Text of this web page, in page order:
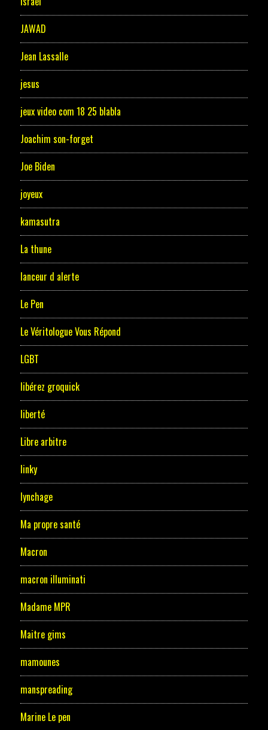
JAWAD
Jean Lassalle
jesus
jeux video com 18 25 blabla
Joachim son-forget
Joe Biden
joyeux
kamasutra
La thune
lanceur d alerte
Le Pen
Le Véritologue Vous Répond
LGBT
libérez groquick
liberté
Libre arbitre
linky
lynchage
Ma propre santé
Macron
macron illuminati
Madame MPR
Maitre gims
mamounes
manspreading
Marine Le pen